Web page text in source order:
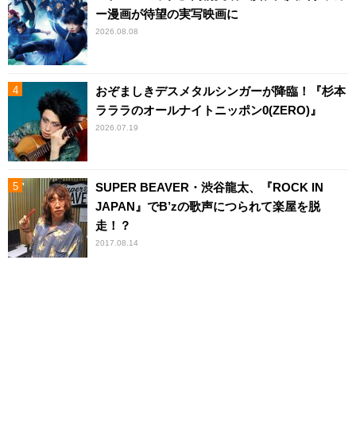
ー漫画が待望の実写映画に
2026.08.08
おぞましきデスメタルシンガーが降臨！『杉本
ラララのオールナイトニッポン0(ZERO)』
2026.07.19
SUPER BEAVER・渋谷龍太、『ROCK IN
JAPAN』でB’zの歌声につられて楽屋を脱
走！？
2017.08.14